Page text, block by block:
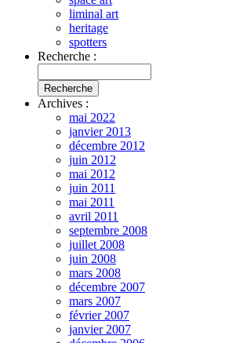
liminal art
heritage
spotters
Recherche :
Archives :
mai 2022
janvier 2013
décembre 2012
juin 2012
mai 2012
juin 2011
mai 2011
avril 2011
septembre 2008
juillet 2008
juin 2008
mars 2008
décembre 2007
mars 2007
février 2007
janvier 2007